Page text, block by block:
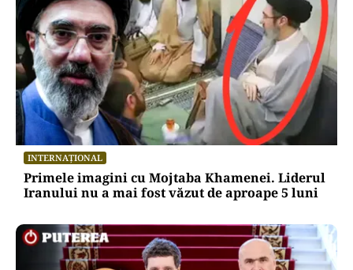
INTERNAȚIONAL
Primele imagini cu Mojtaba Khamenei. Liderul
Iranului nu a mai fost văzut de aproape 5 luni